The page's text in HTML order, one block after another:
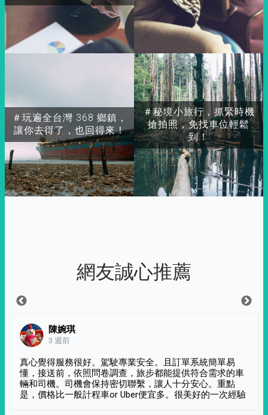
＃玩遍全台灣 368 鄉鎮，
讓你去得了，也回得來！
＃秘境小旅行，抓緊時機
搶拍照，免找車位輕鬆
到！
網友誠心推薦
陳婉琪
3 週前
真心覺得服務很好。駕駛專業安全。且訂單系統簡單易
懂，接送前，依照問卷調查，旅步都能提供符合需求的車
輛和司機。司機會保持密切聯繫，讓人十分安心。重點
是，價格比一般計程車or Uber便宜多。很美好的一次經驗